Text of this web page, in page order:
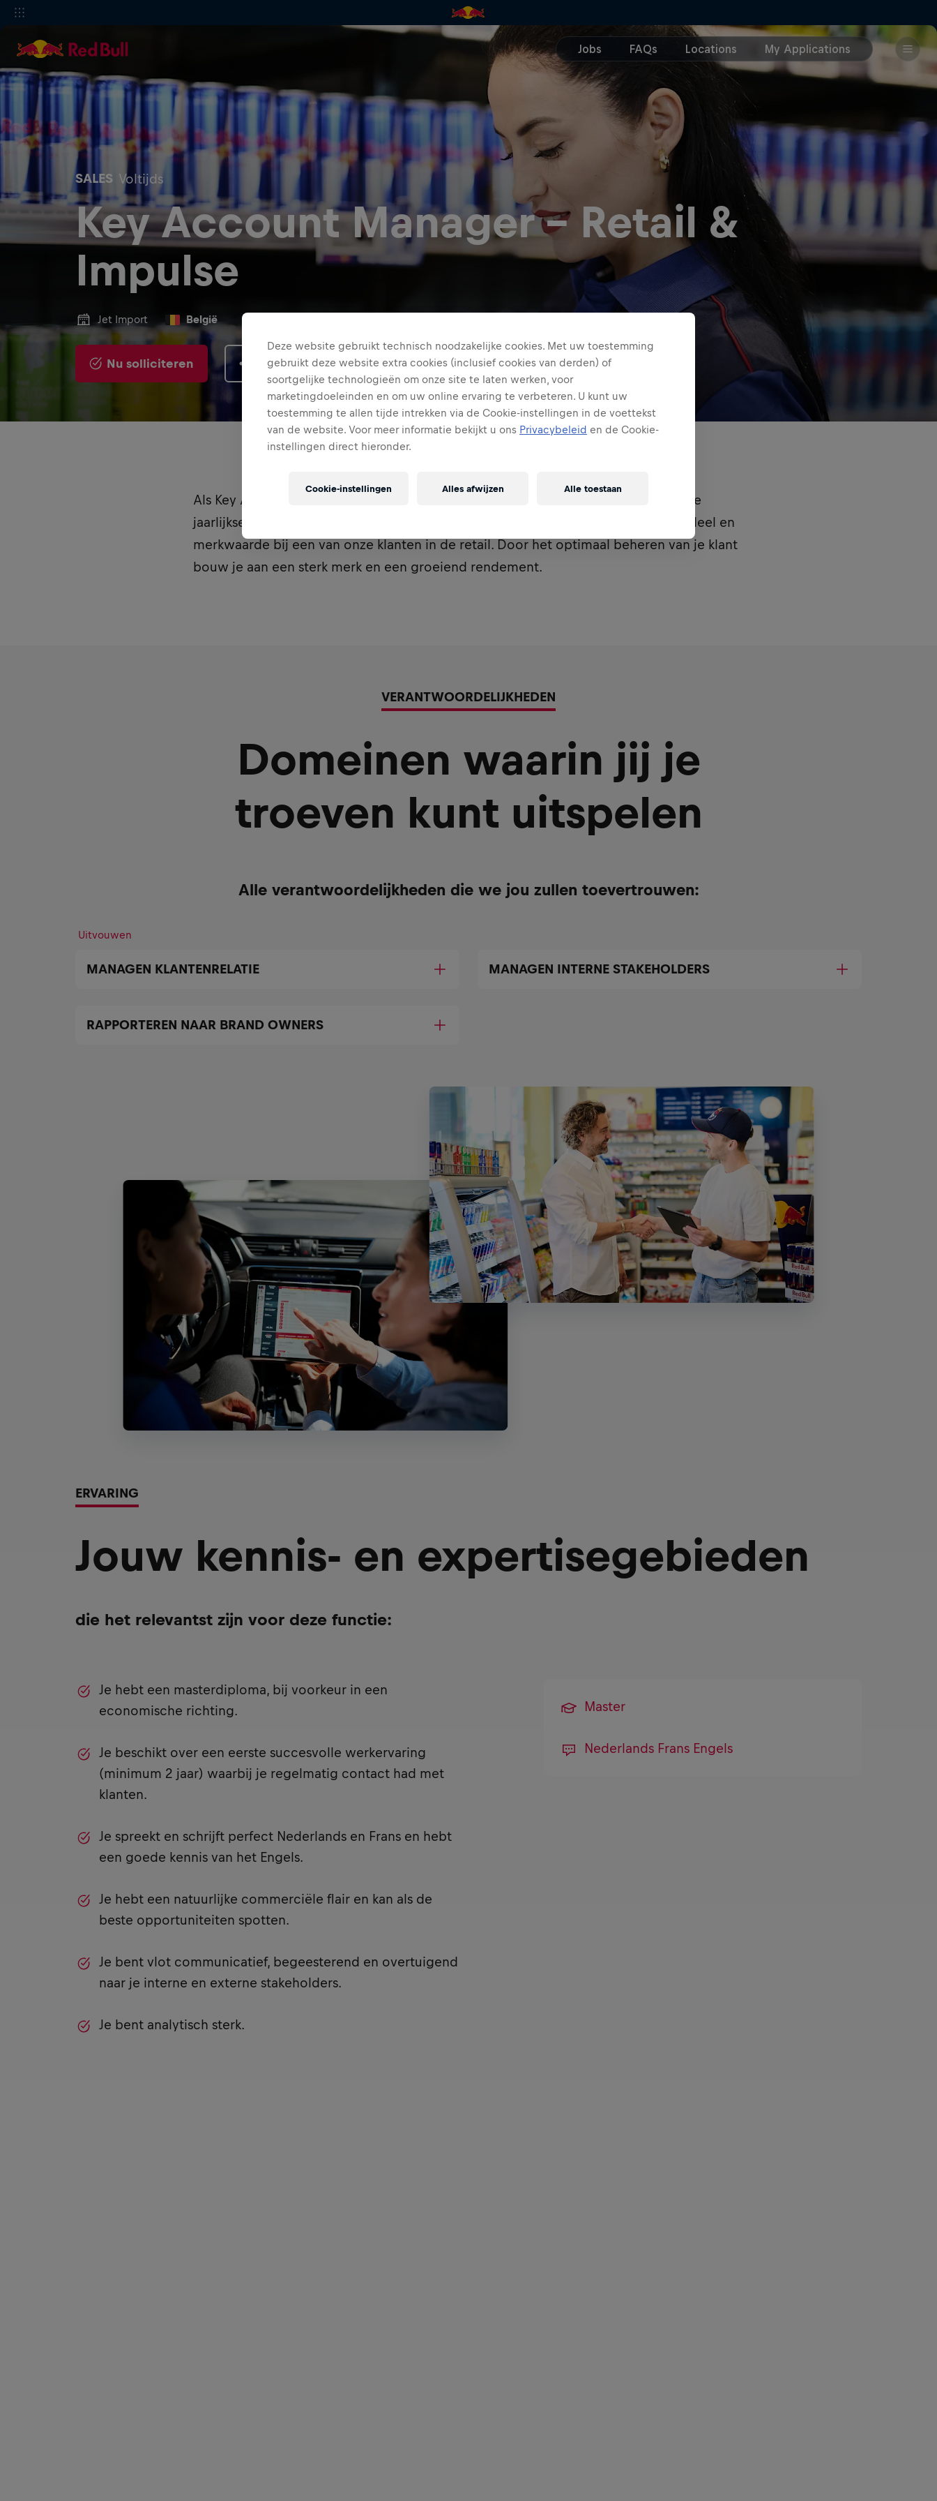
SALES Voltijds
Key Account Manager - Retail &
Impulse
Jet Import België
Nu solliciteren Delen
Als Key Account Manager Retail ben je verantwoordelijk voor het realiseren van de
jaarlijkse én langetermijndoelstellingen in termen van volume, winst, verkoopaandeel en
merkwaarde bij een van onze klanten in de retail. Door het optimaal beheren van je klant
bouw je aan een sterk merk en een groeiend rendement.
VERANTWOORDELIJKHEDEN
Domeinen waarin jij je
troeven kunt uitspelen
Alle verantwoordelijkheden die we jou zullen toevertrouwen:
Uitvouwen
MANAGEN KLANTENRELATIE MANAGEN INTERNE STAKEHOLDERS
RAPPORTEREN NAAR BRAND OWNERS
ERVARING
Jouw kennis- en expertisegebieden
die het relevantst zijn voor deze functie:
Je hebt een masterdiploma, bij voorkeur in een
economische richting.
Je beschikt over een eerste succesvolle werkervaring
(minimum 2 jaar) waarbij je regelmatig contact had met
klanten.
Je spreekt en schrijft perfect Nederlands en Frans en hebt
een goede kennis van het Engels.
Je hebt een natuurlijke commerciële flair en kan als de
beste opportuniteiten spotten.
Je bent vlot communicatief, begeesterend en overtuigend
naar je interne en externe stakeholders.
Je bent analytisch sterk.
Master
Nederlands Frans Engels
Deze website gebruikt technisch noodzakelijke cookies. Met uw toestemming
gebruikt deze website extra cookies (inclusief cookies van derden) of
soortgelijke technologieën om onze site te laten werken, voor
marketingdoeleinden en om uw online ervaring te verbeteren. U kunt uw
toestemming te allen tijde intrekken via de Cookie-instellingen in de voettekst
van de website. Voor meer informatie bekijkt u ons Privacybeleid en de Cookie-
instellingen direct hieronder.
Alles afwijzen Alle toestaan
Cookie-instellingen